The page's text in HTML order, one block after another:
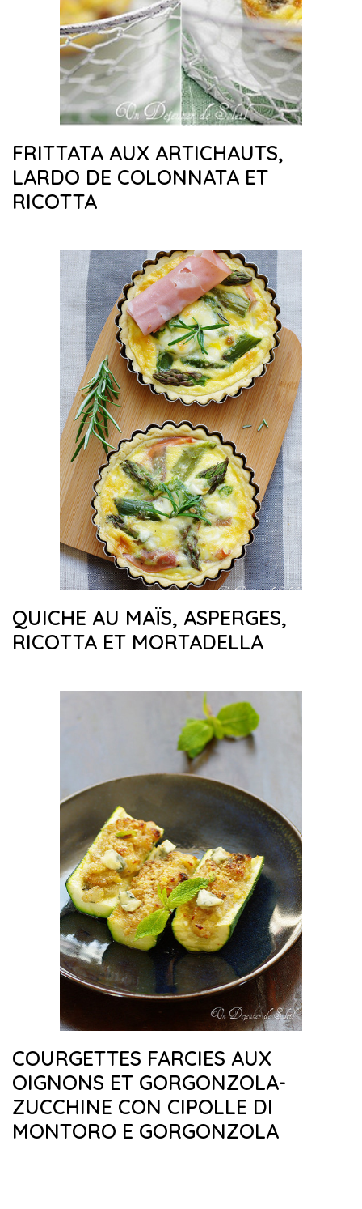
FRITTATA AUX ARTICHAUTS,
LARDO DE COLONNATA ET
RICOTTA
QUICHE AU MAÏS, ASPERGES,
RICOTTA ET MORTADELLA
COURGETTES FARCIES AUX
OIGNONS ET GORGONZOLA-
ZUCCHINE CON CIPOLLE DI
MONTORO E GORGONZOLA